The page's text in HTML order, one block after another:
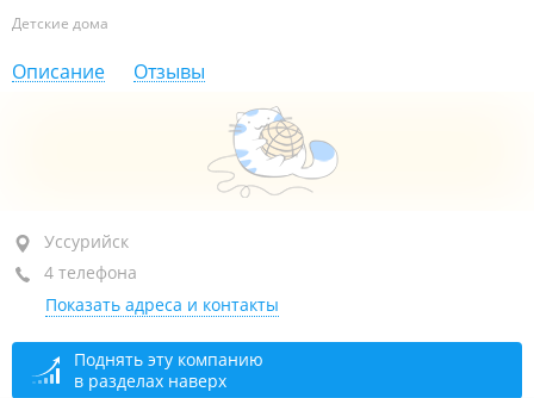
Детские дома
Описание Отзывы
Уссурийск, ул. Комсомольская, 53
+7 (4234) 34-71-49
+7 (4234) 34-64-49
Администрация открыто: 09:00–18:00, перерыв
через 20 мин.
Уссурийск
4 телефона
Показать адреса и контакты
Поднять эту компанию
в разделах наверх